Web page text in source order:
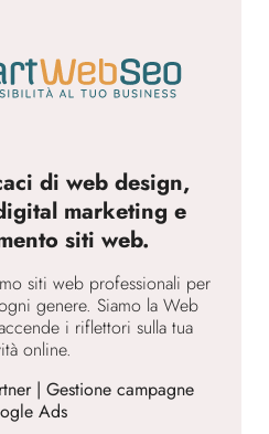
di web design,
marketing e
siti web.
siti web professionali per
genere. Siamo la Web
i riflettori sulla tua
online.
| Gestione campagne
Ads